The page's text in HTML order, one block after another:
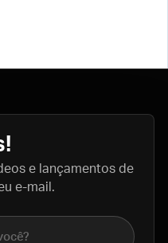
e lançamentos de
e-mail.